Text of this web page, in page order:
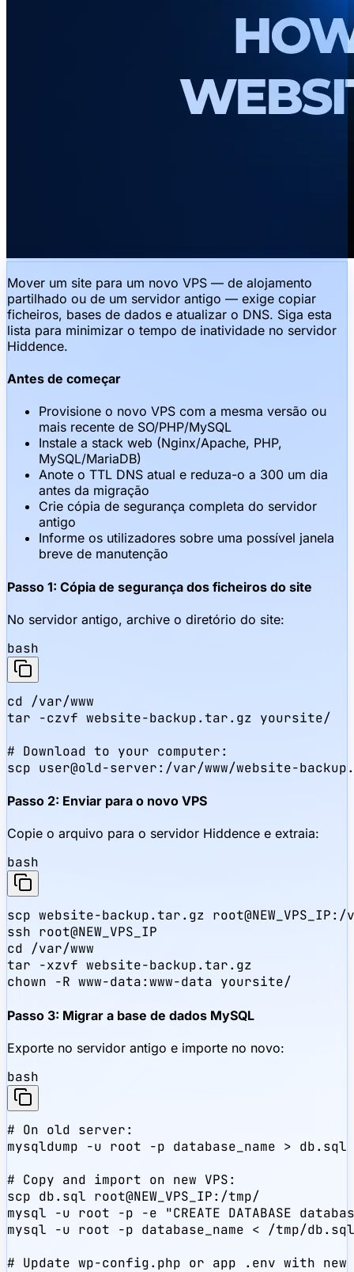
Mover um site para um novo VPS — de alojamento
partilhado ou de um servidor antigo — exige copiar
ficheiros, bases de dados e atualizar o DNS. Siga esta
lista para minimizar o tempo de inatividade no servidor
Hiddence.
Antes de começar
Provisione o novo VPS com a mesma versão ou
mais recente de SO/PHP/MySQL
Instale a stack web (Nginx/Apache, PHP,
MySQL/MariaDB)
Anote o TTL DNS atual e reduza-o a 300 um dia
antes da migração
Crie cópia de segurança completa do servidor
antigo
Informe os utilizadores sobre uma possível janela
breve de manutenção
Passo 1: Cópia de segurança dos ficheiros do site
No servidor antigo, archive o diretório do site:
bash
cd /var/www
tar -czvf website-backup.tar.gz yoursite/
# Download to your computer:
scp user@old-server:/var/www/website-
Passo 2: Enviar para o novo VPS
Copie o arquivo para o servidor Hiddence e extraia:
bash
scp website-backup.tar.gz root@NEW_VPS_IP:/
ssh root@NEW_VPS_IP
cd /var/www
tar -xzvf website-backup.tar.gz
chown -R www-data:www-data yoursite/
Passo 3: Migrar a base de dados MySQL
Exporte no servidor antigo e importe no novo:
bash
# On old server:
mysqldump -u root -p database_name > db.sql
# Copy and import on new VPS:
scp db.sql root@NEW_VPS_IP:/tmp/
mysql -u root -p -e "CREATE DATABASE
mysql -u root -p database_name < /tmp/db.sql
# Update wp-config.php or app .env with